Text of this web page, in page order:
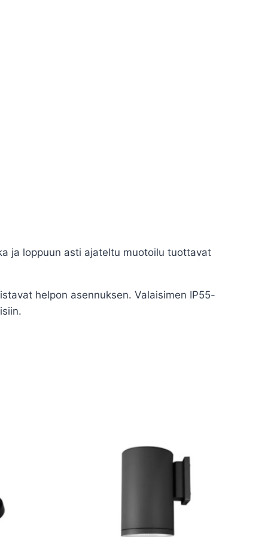
ja loppuun asti ajateltu muotoilu tuottavat
helpon asennuksen. Valaisimen IP55-